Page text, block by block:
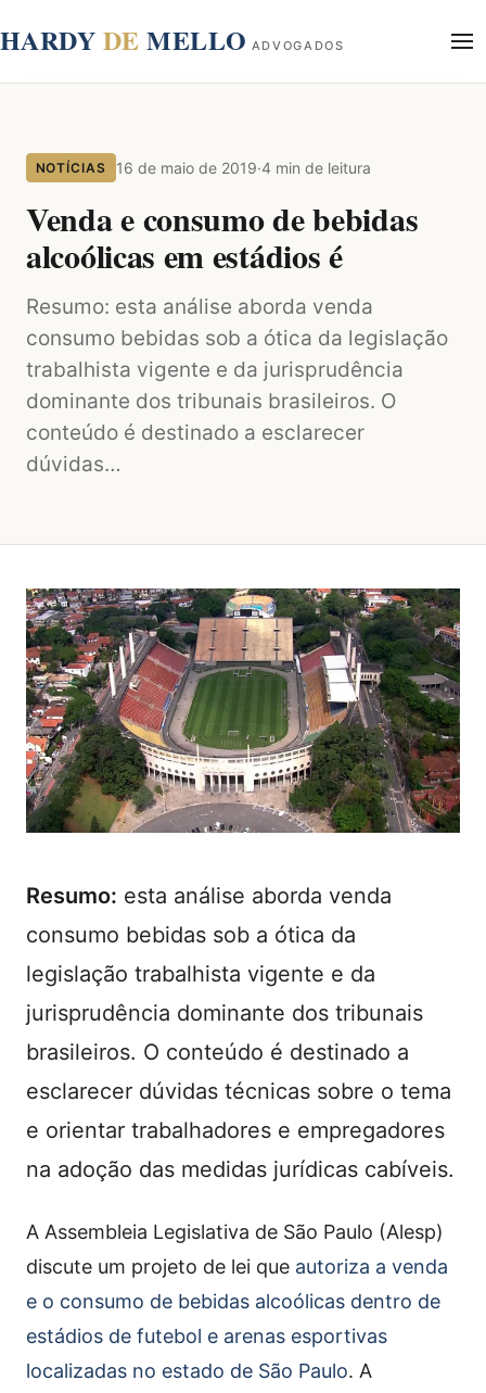
HARDY DE MELLO ADVOGADOS
Áreas de Atuação
Contato
NOTÍCIAS 16 de maio de 2019·4 min de leitura
Venda e consumo de bebidas
alcoólicas em estádios é
Resumo: esta análise aborda venda
consumo bebidas sob a ótica da legislação
trabalhista vigente e da jurisprudência
dominante dos tribunais brasileiros. O
conteúdo é destinado a esclarecer
dúvidas…
Resumo: esta análise aborda venda
consumo bebidas sob a ótica da
legislação trabalhista vigente e da
jurisprudência dominante dos tribunais
brasileiros. O conteúdo é destinado a
esclarecer dúvidas técnicas sobre o tema
e orientar trabalhadores e empregadores
na adoção das medidas jurídicas cabíveis.
A Assembleia Legislativa de São Paulo (Alesp)
discute um projeto de lei que autoriza a venda
e o consumo de bebidas alcoólicas dentro de
estádios de futebol e arenas esportivas
localizadas no estado de São Paulo. A